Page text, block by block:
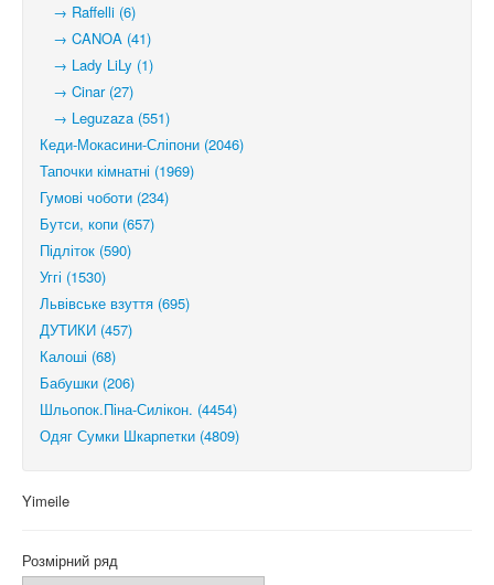
→ Raffelli (6)
→ CANOA (41)
→ Lady LiLy (1)
→ Cinar (27)
→ Leguzaza (551)
Кеди-Мокасини-Сліпони (2046)
Тапочки кімнатні (1969)
Гумові чоботи (234)
Бутси, копи (657)
Підліток (590)
Уггі (1530)
Львівське взуття (695)
ДУТИКИ (457)
Калоші (68)
Бабушки (206)
Шльопок.Піна-Силікон. (4454)
Одяг Сумки Шкарпетки (4809)
Yimeile
Розмірний ряд